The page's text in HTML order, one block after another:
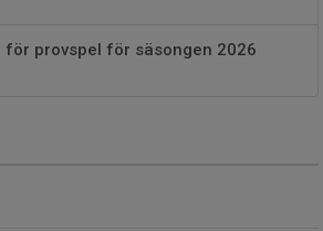
för provspel för säsongen 2026